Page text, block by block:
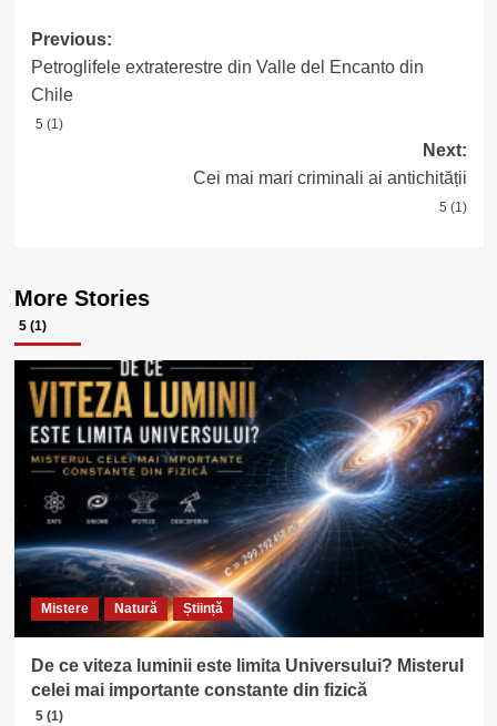
Post
navigation
Previous:
Petroglifele extraterestre din Valle del Encanto din
Chile
5 (1)
Next:
Cei mai mari criminali ai antichității
5 (1)
More Stories
5 (1)
Mistere Natură Știință
De ce viteza luminii este limita Universului? Misterul
celei mai importante constante din fizică
5 (1)